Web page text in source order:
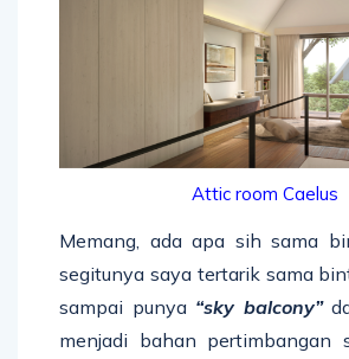
Attic room Caelus
Memang, ada apa sih sama
segitunya saya tertarik sama
sampai punya “sky balcony”
menjadi bahan pertimbangan